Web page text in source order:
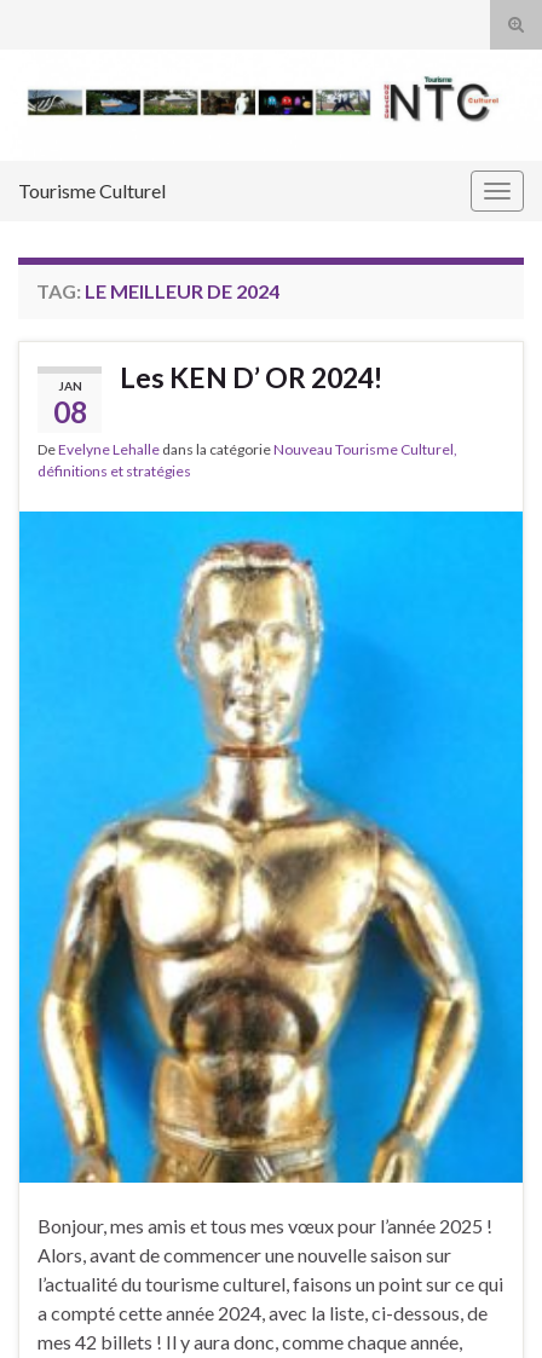
Tourisme Culturel
TAG: LE MEILLEUR DE 2024
JAN
08
Les KEN D’ OR 2024!
DeEvelyne Lehalle dans la catégorieNouveau Tourisme Culturel,
définitions et stratégies
Bonjour, mes amis et tous mes vœux pour l’année 2025 !
Alors, avant de commencer une nouvelle saison sur
l’actualité du tourisme culturel, faisons un point sur ce qui
a compté cette année 2024, avec la liste, ci-dessous, de
mes 42 billets ! Il y aura donc, comme chaque année,